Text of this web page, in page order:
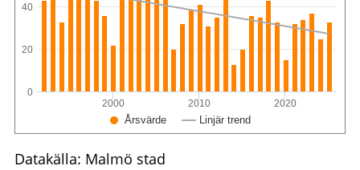
Årsvärde Linjär trend
2000 2010 2020
0
20
40
Datakälla: Malmö stad